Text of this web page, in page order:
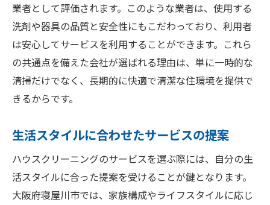
業者として評価されます。このような業者は、使用する
洗剤や器具の品質と安全性にもこだわっており、利用者
は安心してサービスを利用することができます。これら
の共通点を備えた会社が選ばれる理由は、単に一時的な
清掃だけでなく、長期的に快適で清潔な住環境を提供で
きるからです。
生活スタイルに合わせたサービスの提案
ハウスクリーニングのサービスを選ぶ際には、自分の生
活スタイルに合った提案を受けることが鍵となります。
大阪府寝屋川市では、家族構成やライフスタイルに応じ